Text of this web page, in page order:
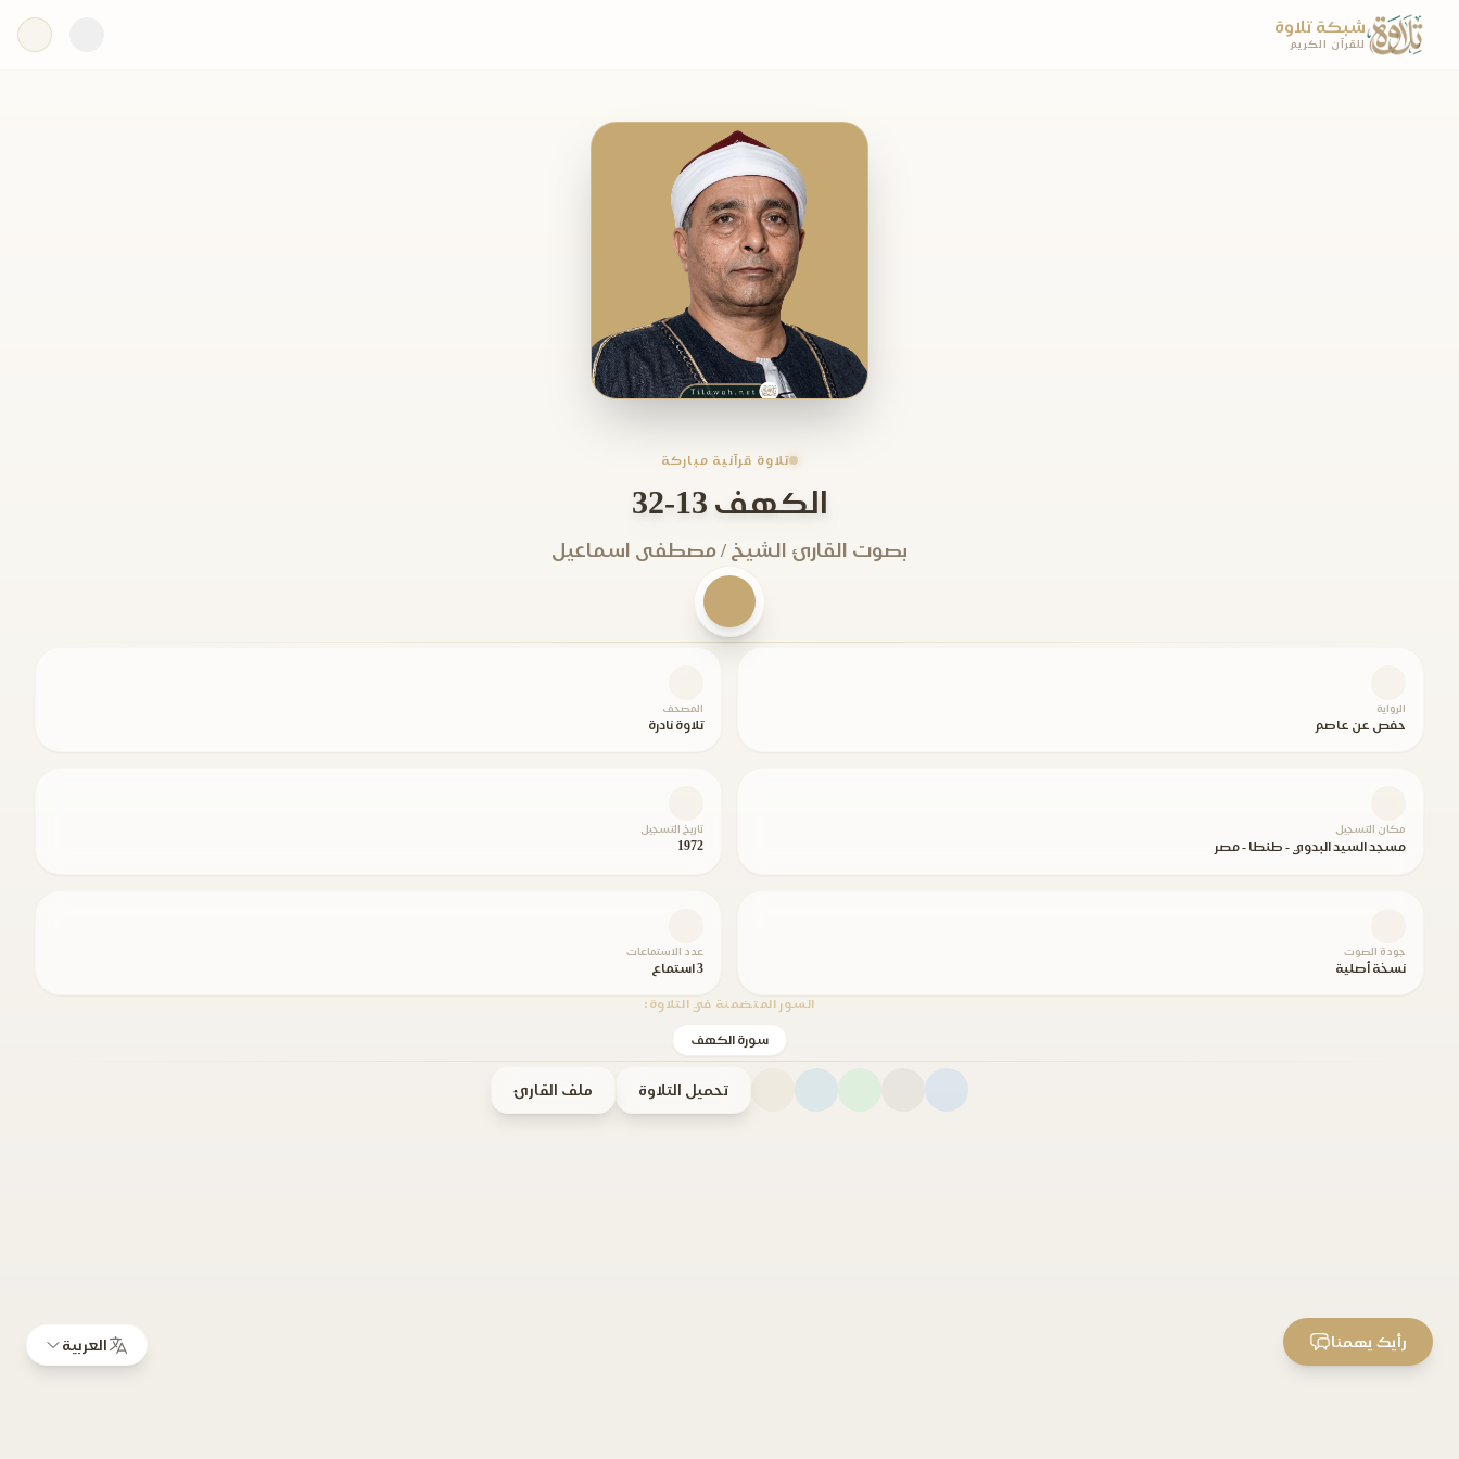
شبكة تلاوة
للقرآن الكريم
تلاوة قرآنية مباركة
الكهف 13-32
بصوت القارئ الشيخ / مصطفى اسماعيل
الرواية
حفص عن عاصم
المصحف
تلاوة نادرة
مكان التسجيل
مسجد السيد البدوي - طنطا - مصر
تاريخ التسجيل
1972
جودة الصوت
نسخة أصلية
عدد الاستماعات
3 استماع
السور المتضمنة في التلاوة:
سورة الكهف
تحميل التلاوة ملف القارئ
العربية رأيك يهمنا